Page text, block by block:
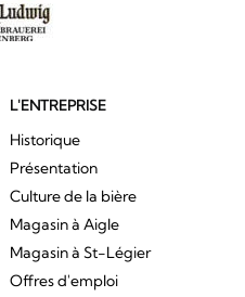
L'ENTREPRISE
Historique
Présentation
Culture de la bière
Magasin à Aigle
Magasin à St-Légier
Offres d'emploi